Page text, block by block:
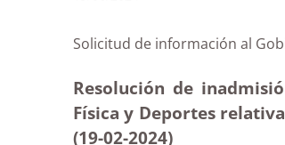
Solicitud de información al
Resolución de
Física y Deportes
(19-02-2024)